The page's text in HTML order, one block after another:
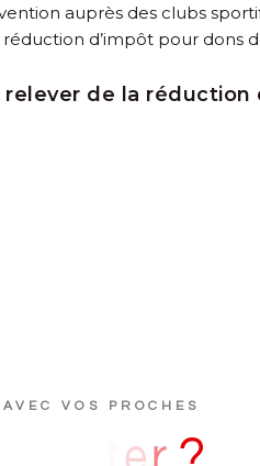
auprès des clubs
d’impôt pour dons
de la réduction
VOS PROCHES